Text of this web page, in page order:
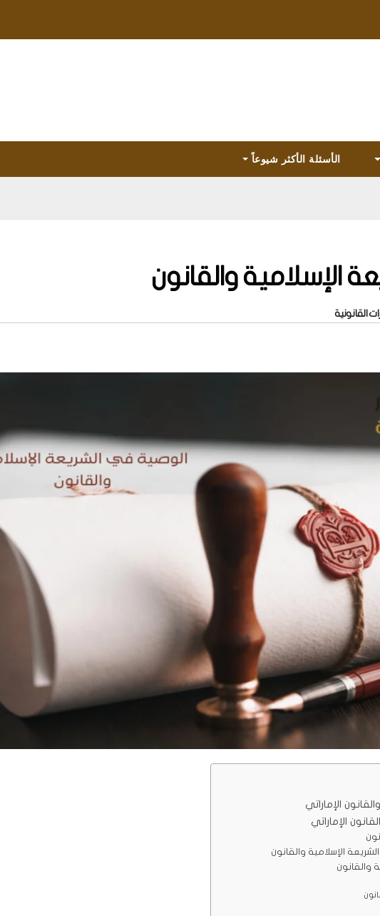
الأسئلة الأكثر شيوعاً
الإسلامية والقانون
القانونية
الإماراتي
الإماراتي
الإسلامية والقانون
والقانون